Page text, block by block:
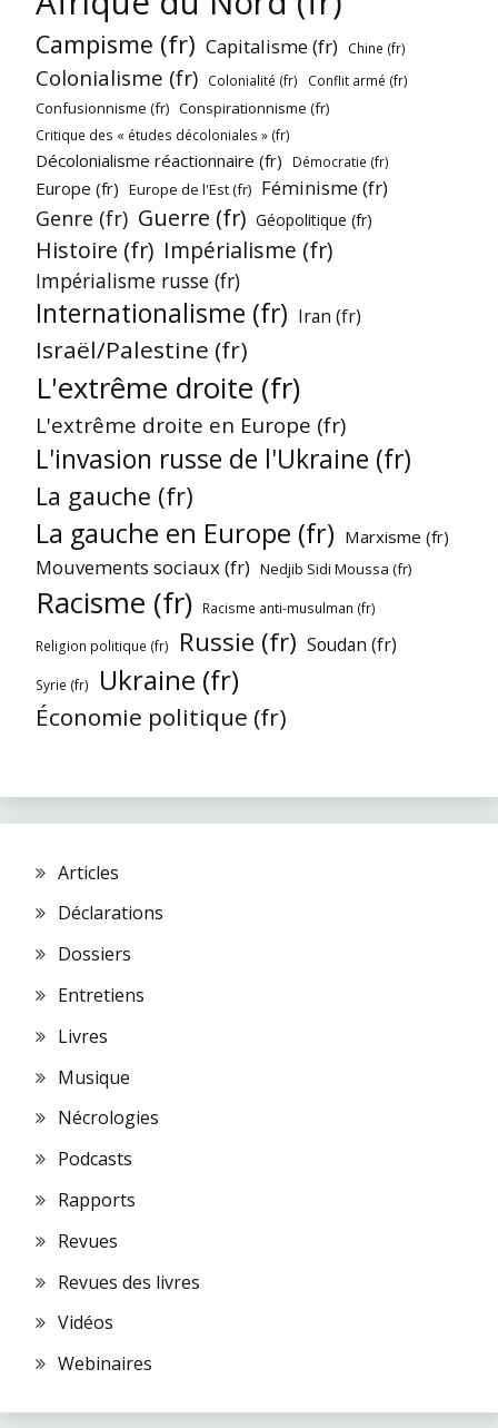
Campisme (fr) Capitalisme (fr) Chine (fr)
Colonialisme (fr) Colonialité (fr) Conflit armé (fr)
Confusionnisme (fr) Conspirationnisme (fr)
Critique des « études décoloniales » (fr)
Décolonialisme réactionnaire (fr) Démocratie (fr)
Europe (fr) Europe de l'Est (fr) Féminisme (fr)
Genre (fr) Guerre (fr) Géopolitique (fr)
Histoire (fr) Impérialisme (fr)
Impérialisme russe (fr)
Internationalisme (fr) Iran (fr)
Israël/Palestine (fr)
L'extrême droite (fr)
L'extrême droite en Europe (fr)
L'invasion russe de l'Ukraine (fr)
La gauche (fr)
La gauche en Europe (fr) Marxisme (fr)
Mouvements sociaux (fr) Nedjib Sidi Moussa (fr)
Racisme (fr) Racisme anti-musulman (fr)
Religion politique (fr) Russie (fr) Soudan (fr)
Syrie (fr) Ukraine (fr)
Économie politique (fr)
Articles
Déclarations
Dossiers
Entretiens
Livres
Musique
Nécrologies
Podcasts
Rapports
Revues
Revues des livres
Vidéos
Webinaires